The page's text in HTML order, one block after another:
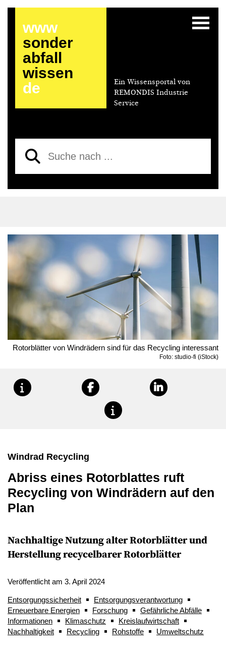
www
sonder
abfall
wissen
de
Ein Wissensportal von
REMONDIS Industrie
Service
Rotorblätter von Windrädern sind für das Recycling interessant
Foto: studio-fi (iStock)
Windrad Recycling
Abriss eines Rotorblattes ruft
Recycling von Windrädern auf den
Plan
Nachhaltige Nutzung alter Rotorblätter und
Herstellung recycelbarer Rotorblätter
Veröffentlicht am 3. April 2024
Entsorgungssicherheit
Entsorgungsverantwortung
Erneuerbare Energien
Forschung
Gefährliche Abfälle
Informationen
Klimaschutz
Kreislaufwirtschaft
Nachhaltigkeit
Recycling Rohstoffe Umweltschutz